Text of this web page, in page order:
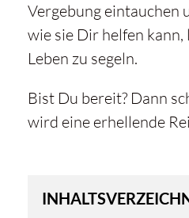
Vergebung eintauchen
wie sie Dir helfen
Leben zu segeln.
Bist Du bereit? Dann
wird eine erhellende